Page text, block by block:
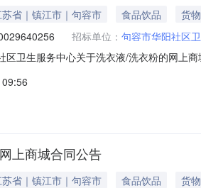
省｜镇江市｜句容市 食品饮品
货物
招标单位： 句容市华阳社区
区卫生服务中心关于洗衣液/洗衣粉的网上
项目所在行政区划名称:江苏省镇江
上商城合同公告
省｜镇江市｜句容市 食品饮品
货物